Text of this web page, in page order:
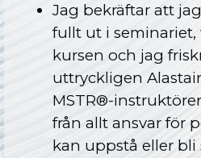
Jag bekräftar att
fullt ut i
kursen och jag
uttryckligen
MSTR®-
från allt ansvar för
kan uppstå eller bli